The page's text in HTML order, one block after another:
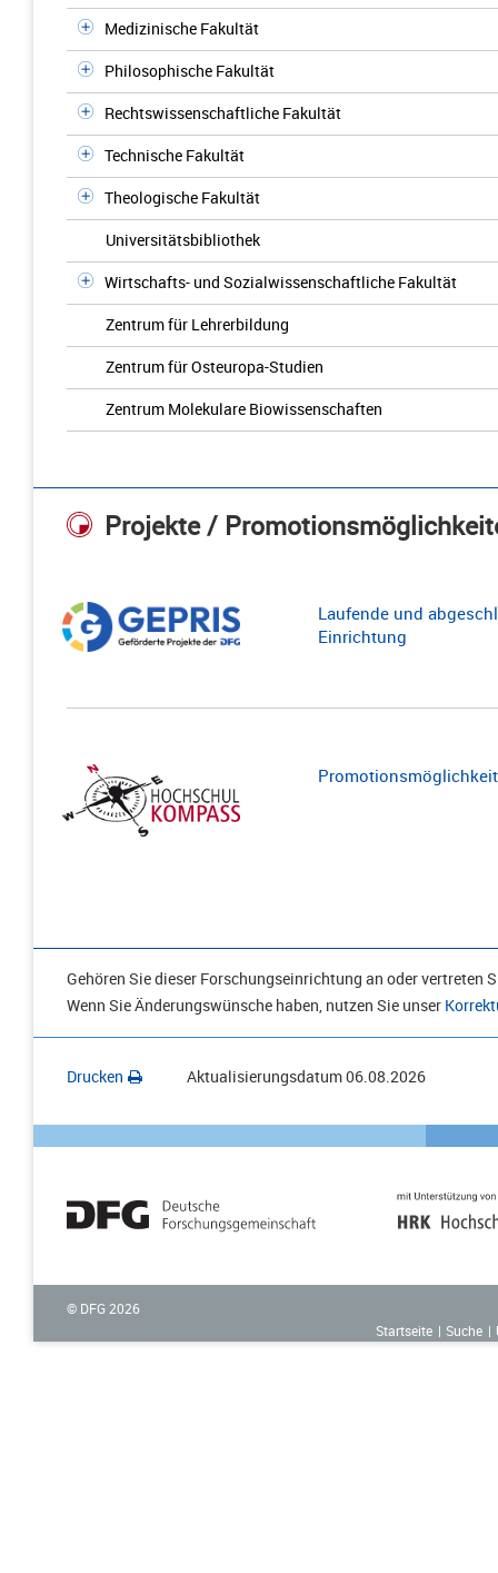
Medizinische Fakultät
Philosophische Fakultät
Rechtswissenschaftliche Fakultät
Technische Fakultät
Theologische Fakultät
Universitätsbibliothek
Wirtschafts- und Sozialwissenschaftliche Fakultät
Zentrum für Lehrerbildung
Zentrum für Osteuropa-Studien
Zentrum Molekulare Biowissenschaften
Projekte /
Laufende und
Einrichtung
Gehören Sie dieser Forschungseinrichtung an oder vertreten
Wenn Sie Änderungswünsche haben, nutzen Sie unser
Drucken Aktualisierungsdatum06.08.2026
© DFG 2026
Startseite
Suche